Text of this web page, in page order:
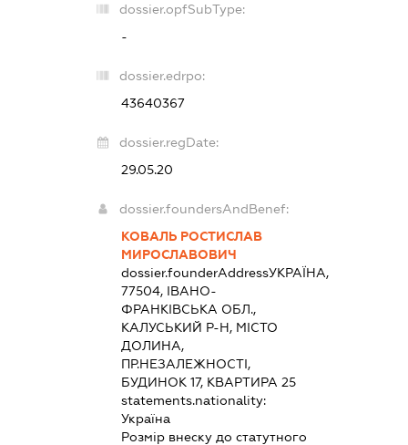
dossier.opfSubType:
-
dossier.edrpo:
43640367
dossier.regDate:
29.05.20
dossier.foundersAndBenef:
КОВАЛЬ РОСТИСЛАВ
МИРОСЛАВОВИЧ
dossier.founderAddressУКРАЇНА,
77504, ІВАНО-
ФРАНКІВСЬКА ОБЛ.,
КАЛУСЬКИЙ Р-Н, МІСТО
ДОЛИНА,
ПР.НЕЗАЛЕЖНОСТІ,
БУДИНОК 17, КВАРТИРА 25
statements.nationality:
Україна
Розмір внеску до статутного